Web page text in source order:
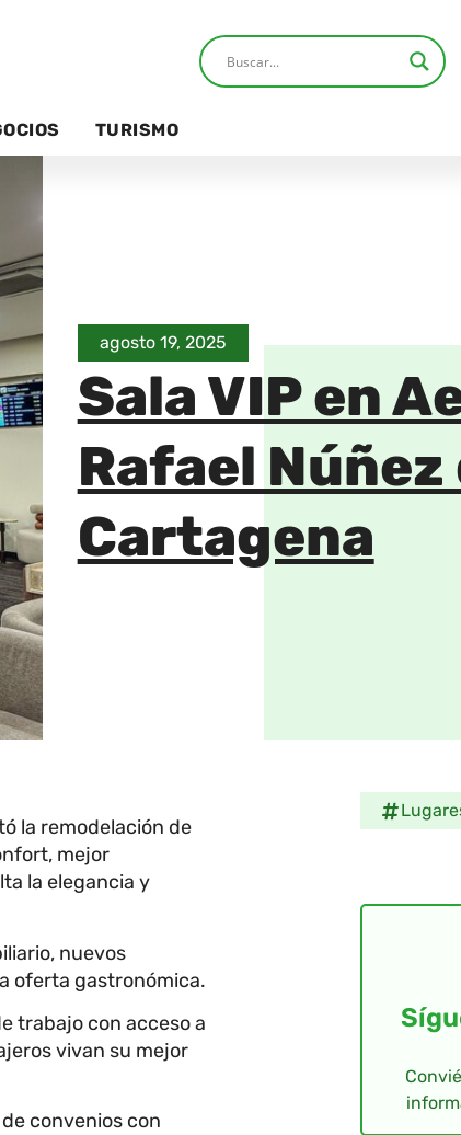
TURISMO
agosto 19, 2025
Sala VIP en
Rafael Núñez
Cartagena
la remodelación de
mejor
la elegancia y
nuevos
oferta gastronómica.
trabajo con acceso a
vivan su mejor
convenios con